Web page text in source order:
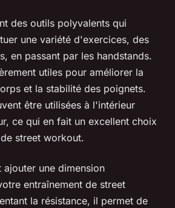
des outils polyvalents qui
une variété d'exercices, des
en passant par les handstands.
utiles pour améliorer la
et la stabilité des poignets.
être utilisées à l'intérieur
ce qui en fait un excellent choix
street workout.
ajouter une dimension
entraînement de street
la résistance, il permet de